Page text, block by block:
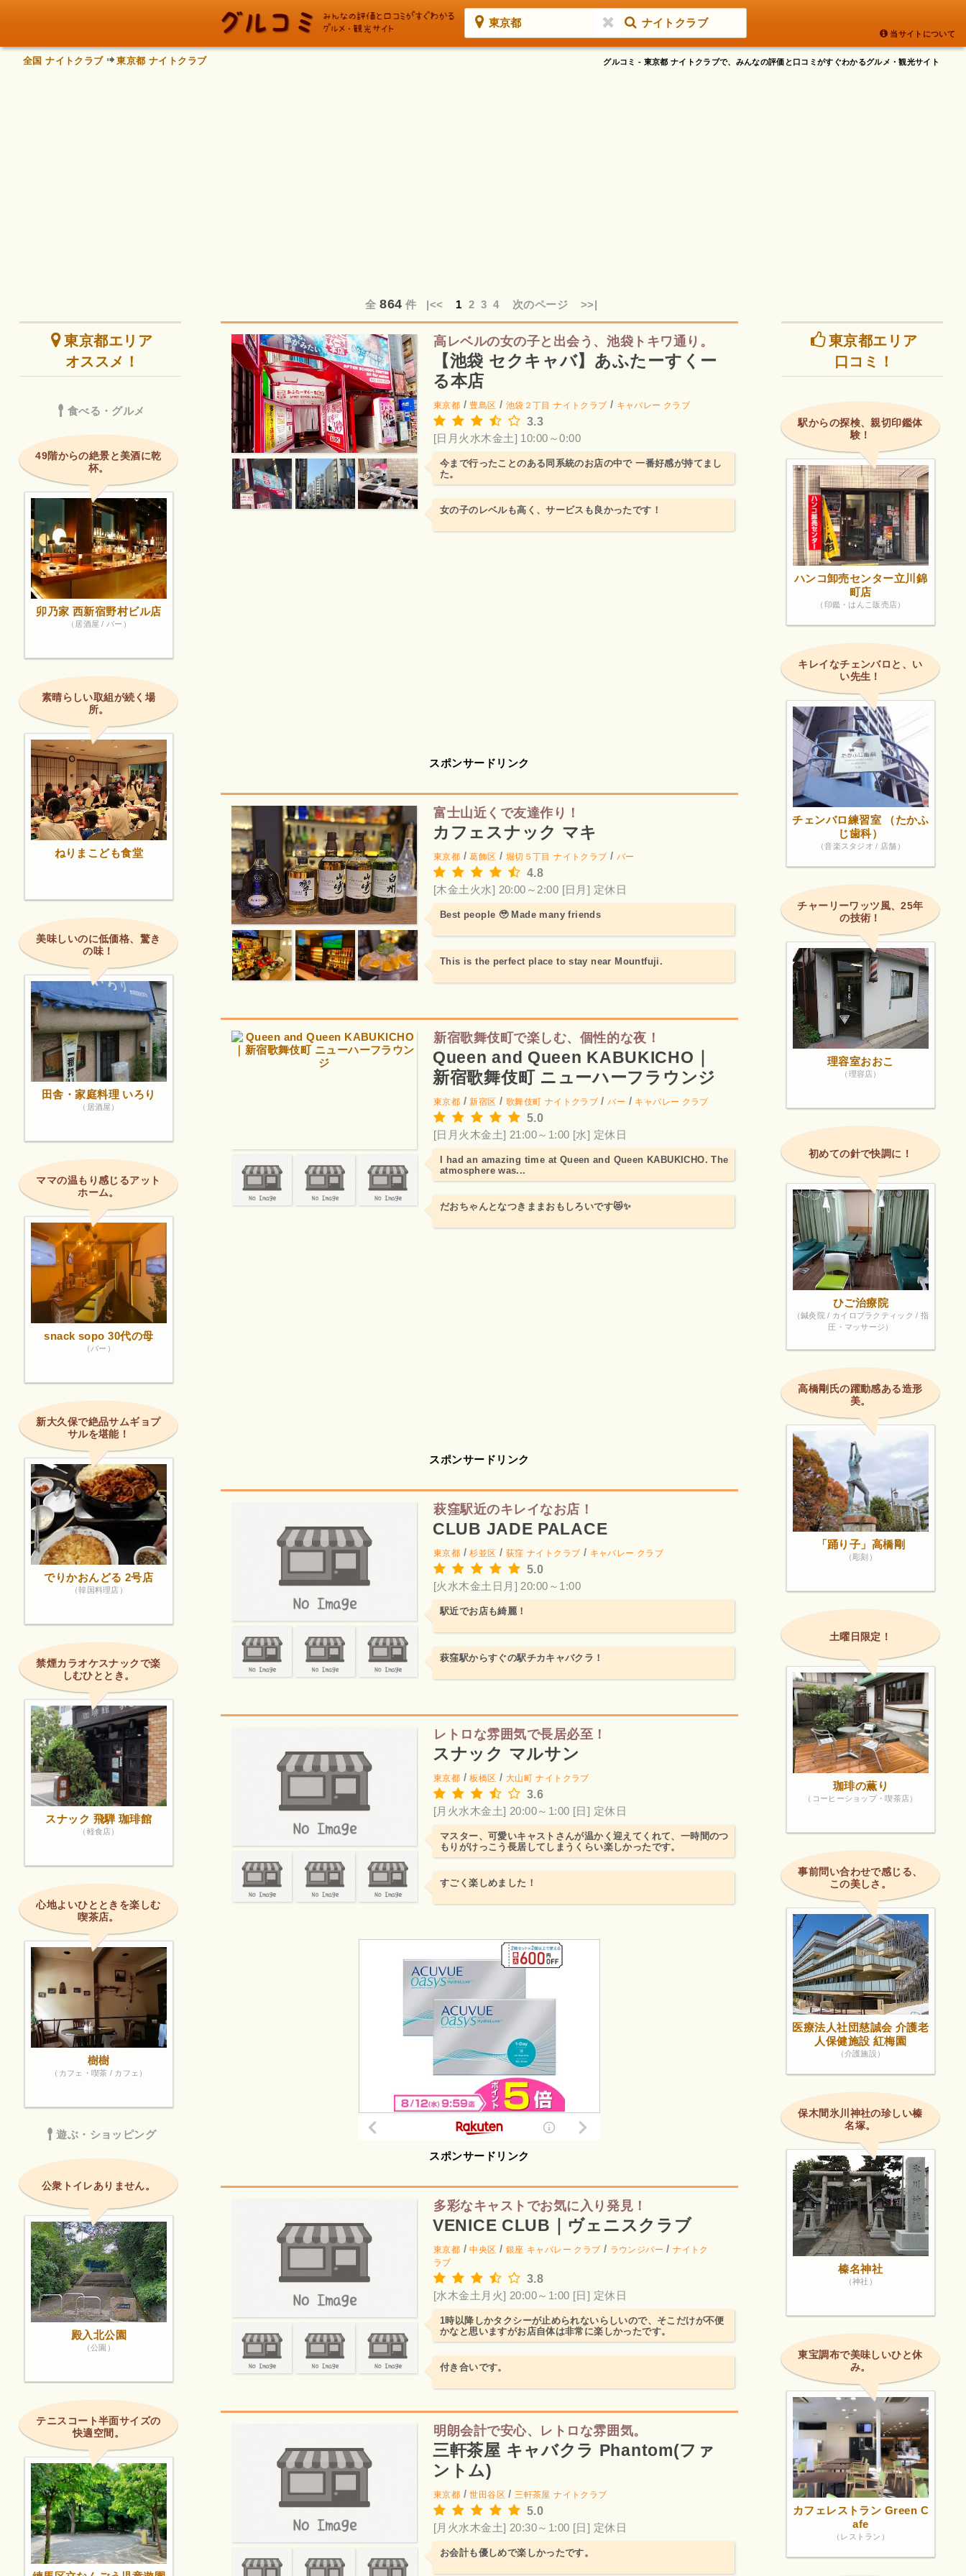
東京都 ナイトクラブ
当サイトについて
グルコミ - 東京都 ナイトクラブで、みんなの評価と口コミがすぐわかるグルメ・観光サイト
全国 ナイトクラブ 東京都 ナイトクラブ
全864 件 |<< 1 2 3 4 次のページ >>|
高レベルの女の子と出会う、池袋トキワ通り。
【池袋 セクキャバ】あふたーすくー
る本店
東京都 / 豊島区 / 池袋２丁目 ナイトクラブ / キャバレー クラブ
3.3
[日月火水木金土] 10:00～0:00
今まで行ったことのある同系統のお店の中で 一番好感が持てまし
た。
女の子のレベルも高く、サービスも良かったです！
スポンサードリンク
富士山近くで友達作り！
カフェスナック マキ
東京都 /葛飾区 / 堀切５丁目 ナイトクラブ / バー
4.8
[木金土火水] 20:00～2:00 [日月] 定休日
Best people 🥹 Made many friends
This is the perfect place to stay near Mountfuji.
新宿歌舞伎町で楽しむ、個性的な夜！
Queen and Queen KABUKICHO｜
新宿歌舞伎町 ニューハーフラウンジ
東京都 /新宿区 / 歌舞伎町 ナイトクラブ/バー / キャバレー クラブ
5.0
[日月火木金土] 21:00～1:00 [水] 定休日
I had an amazing time at Queen and Queen KABUKICHO. The
atmosphere was...
だおちゃんとなつきままおもしろいです😻✨
スポンサードリンク
萩窪駅近のキレイなお店！
CLUB JADE PALACE
東京都 /杉並区 / 荻窪 ナイトクラブ / キャバレー クラブ
5.0
[火水木金土日月] 20:00～1:00
駅近でお店も綺麗！
萩窪駅からすぐの駅チカキャバクラ！
レトロな雰囲気で長居必至！
スナック マルサン
東京都 /板橋区 / 大山町 ナイトクラブ
3.6
[月火水木金土] 20:00～1:00 [日] 定休日
マスター、可愛いキャストさんが温かく迎えてくれて、一時間のつ
もりがけっこう長居してしまうくらい楽しかったです。
すごく楽しめました！
スポンサードリンク
多彩なキャストでお気に入り発見！
VENICE CLUB｜ヴェニスクラブ
東京都 /中央区 / 銀座 キャバレー クラブ / ラウンジバー /ナイトク
ラブ
3.8
[水木金土月火] 20:00～1:00 [日] 定休日
1時以降しかタクシーが止められないらしいので、そこだけが不便
かなと思いますがお店自体は非常に楽しかったです。
付き合いです。
明朗会計で安心、レトロな雰囲気。
三軒茶屋 キャバクラ Phantom(ファ
ントム)
東京都 /世田谷区/ 三軒茶屋 ナイトクラブ
5.0
[月火水木金土] 20:30～1:00 [日] 定休日
お会計も優しめで楽しかったです。
東京都エリア
オススメ！
食べる・グルメ
49階からの絶景と美酒に乾
杯。
卯乃家 西新宿野村ビル店
（居酒屋 / バー）
素晴らしい取組が続く場
所。
ねりまこども食堂
美味しいのに低価格、驚き
の味！
田舎・家庭料理 いろり
（居酒屋）
ママの温もり感じるアット
ホーム。
snack sopo 30代の母
（バー）
新大久保で絶品サムギョプ
サルを堪能！
でりかおんどる 2号店
（韓国料理店）
禁煙カラオケスナックで楽
しむひととき。
スナック 飛騨 珈琲館
（軽食店）
心地よいひとときを楽しむ
喫茶店。
樹樹
（カフェ・喫茶 / カフェ）
遊ぶ・ショッピング
公衆トイレありません。
殿入北公園
（公園）
テニスコート半面サイズの
快適空間。
東京都エリア
口コミ！
駅からの探検、親切印鑑体
験！
ハンコ卸売センター立川錦
町店
（印鑑・はんこ販売店）
キレイなチェンバロと、い
い先生！
チェンバロ練習室 （たかふ
じ歯科）
（音楽スタジオ / 店舗）
チャーリーワッツ風、25年
の技術！
理容室おおこ
（理容店）
初めての針で快調に！
ひご治療院
（鍼灸院 / カイロプラクティック / 指
圧・マッサージ）
高橋剛氏の躍動感ある造形
美。
「踊り子」高橋剛
（彫刻）
土曜日限定！
珈琲の薫り
（コーヒーショップ・喫茶店）
事前問い合わせで感じる、
この美しさ。
医療法人社団慈誠会 介護老
人保健施設 紅梅園
（介護施設）
保木間氷川神社の珍しい榛
名塚。
榛名神社
（神社）
東宝調布で美味しいひと休
み。
カフェレストラン Green C
afe
（レストラン）